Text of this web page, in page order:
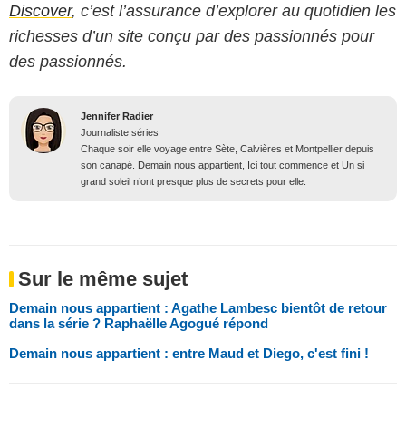
Discover, c’est l’assurance d’explorer au quotidien les
richesses d’un site conçu par des passionnés pour
des passionnés.
Jennifer Radier
Journaliste séries
Chaque soir elle voyage entre Sète, Calvières et Montpellier depuis
son canapé. Demain nous appartient, Ici tout commence et Un si
grand soleil n’ont presque plus de secrets pour elle.
Sur le même sujet
Demain nous appartient : Agathe Lambesc bientôt de retour
dans la série ? Raphaëlle Agogué répond
Demain nous appartient : entre Maud et Diego, c'est fini !